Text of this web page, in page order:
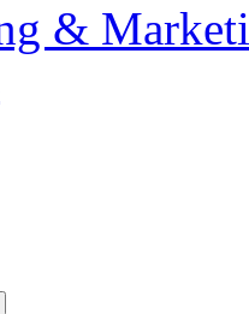
&